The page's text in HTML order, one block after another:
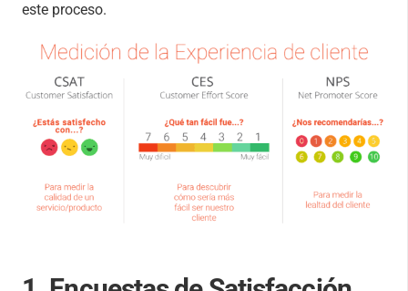
este proceso.